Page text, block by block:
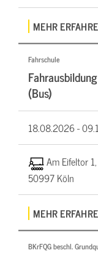
MEHR
Fahrschule
(Bus)
18.08.2026 -
Am Eifeltor 1,
50997 Köln
MEHR
BKrFQG beschl.